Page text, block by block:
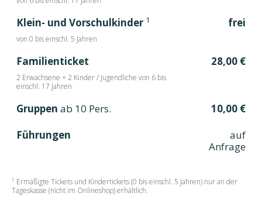
Klein- und Vorschulkinder 1
von 0 bis einschl. 5 Jahren
frei
Familienticket
2 Erwachsene + 2 Kinder / Jugendliche von 6 bis
einschl. 17 Jahren
28,00 €
Gruppen ab 10 Pers.
10,00 €
Führungen
auf
Anfrage
1 Ermäßigte Tickets und Kindertickets (0 bis einschl. 5 Jahren) nur an der
Tageskasse (nicht im Onlineshop) erhältlich.